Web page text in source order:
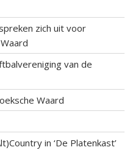
zich uit voor
van de
Waard
in ‘De Platenkast’